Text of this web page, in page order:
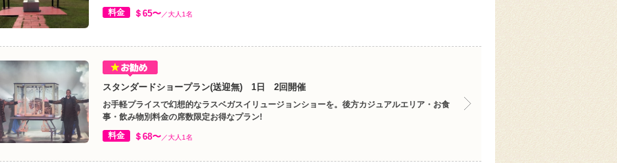
料金
＄65〜／大人1名
スタンダードショープラン(送迎無) 1日 2回開催
お手軽プライスで幻想的なラスベガスイリュージョンショーを。後方カジュアルエリア・お食
事・飲み物別料金の席数限定お得なプラン!
料金
＄68〜／大人1名